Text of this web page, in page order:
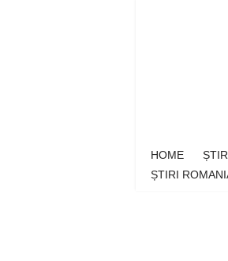
HOME
ȘTIRI